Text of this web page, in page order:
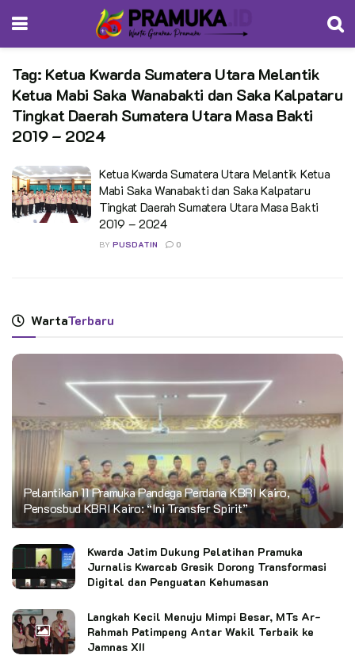
Tag: Ketua Kwarda Sumatera Utara Melantik
Ketua Mabi Saka Wanabakti dan Saka Kalpataru
Tingkat Daerah Sumatera Utara Masa Bakti
2019 – 2024
Ketua Kwarda Sumatera Utara Melantik Ketua
Mabi Saka Wanabakti dan Saka Kalpataru
Tingkat Daerah Sumatera Utara Masa Bakti
2019 – 2024
BY PUSDATIN 0
WartaTerbaru
Pelantikan 11 Pramuka Pandega Perdana KBRI Kairo,
Pensosbud KBRI Kairo: “Ini Transfer Spirit”
Kwarda Jatim Dukung Pelatihan Pramuka
Jurnalis Kwarcab Gresik Dorong Transformasi
Digital dan Penguatan Kehumasan
Langkah Kecil Menuju Mimpi Besar, MTs Ar-
Rahmah Patimpeng Antar Wakil Terbaik ke
Jamnas XII